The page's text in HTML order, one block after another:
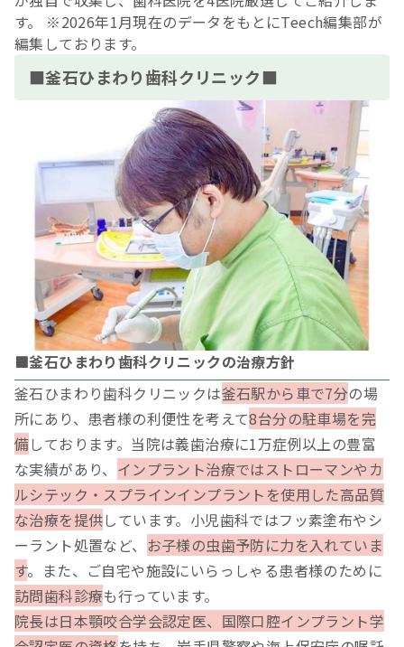
す。 ※2026年1月現在のデータをもとにTeech編集部が
編集しております。
■釜石ひまわり歯科クリニック■
■釜石ひまわり歯科クリニックの治療方針
釜石ひまわり歯科クリニックは釜石駅から車で7分の場
所にあり、患者様の利便性を考えて8台分の駐車場を完
備しております。当院は義歯治療に1万症例以上の豊富
な実績があり、 インプラント治療ではストローマンやカ
ルシテック・スプラインインプラントを使用した高品質
な治療を提供しています。小児歯科ではフッ素塗布やシ
ーラント処置など、 お子様の虫歯予防に力を入れていま
す。また、ご自宅や施設にいらっしゃる患者様のために
訪問歯科診療も行っています。
院長は日本顎咬合学会認定医、国際口腔インプラント学